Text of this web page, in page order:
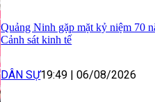
Quảng Ninh gặp mặt kỷ niệm 70
Cảnh sát kinh tế
DÂN SỰ19:49 | 06/08/2026